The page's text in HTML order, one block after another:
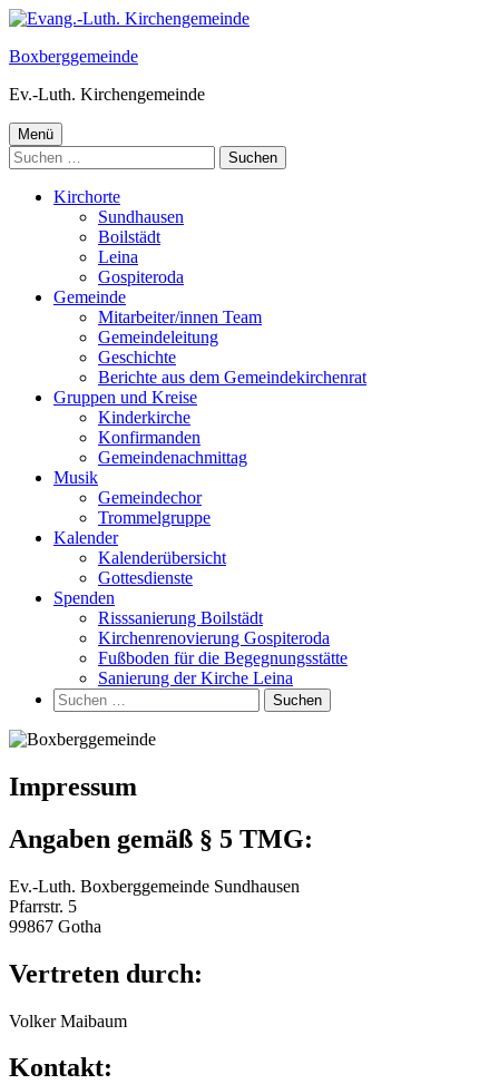
Springe
Inhalt
Boxberggemeinde
Ev.-Luth. Kirchengemeinde
Primäres
Menü
Menü
Suchen
nach:
Kirchorte
Sundhausen
Boilstädt
Leina
Gospiteroda
Gemeinde
Mitarbeiter/innen Team
Gemeindeleitung
Geschichte
Berichte aus dem Gemeindekirchenrat
Gruppen und Kreise
Kinderkirche
Konfirmanden
Gemeindenachmittag
Musik
Gemeindechor
Trommelgruppe
Kalender
Kalenderübersicht
Gottesdienste
Spenden
Risssanierung Boilstädt
Kirchenrenovierung Gospiteroda
Fußboden für die Begegnungsstätte
Sanierung der Kirche Leina
Suchen
nach:
Impressum
Angaben gemäß § 5 TMG:
Ev.-Luth. Boxberggemeinde Sundhausen
Pfarrstr. 5
99867 Gotha
Vertreten durch:
Volker Maibaum
Kontakt: